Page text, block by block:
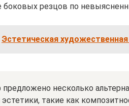
боковых резцов по
Эстетическая
несколько
такие как